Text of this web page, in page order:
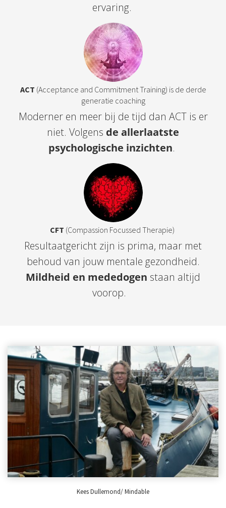
ervaring.
ACT (Acceptance and Commitment Training) is de derde
generatie coaching
Moderner en meer bij de tijd dan ACT is er
niet. Volgens de allerlaatste
psychologische inzichten.
CFT (Compassion Focussed Therapie)
Resultaatgericht zijn is prima, maar met
behoud van jouw mentale gezondheid.
Mildheid en mededogen staan altijd
voorop.
Kees Dullemond/ Mindable